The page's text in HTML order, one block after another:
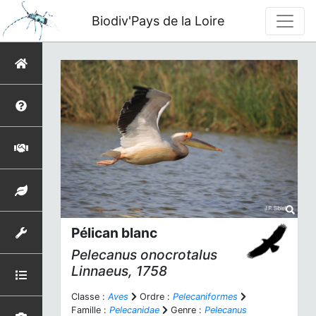
Biodiv'Pays de la Loire
Pélican blanc
Pelecanus onocrotalus
Linnaeus, 1758
Classe : Aves Ordre : Pelecaniformes
Famille : Pelecanidae Genre : Pelecanus